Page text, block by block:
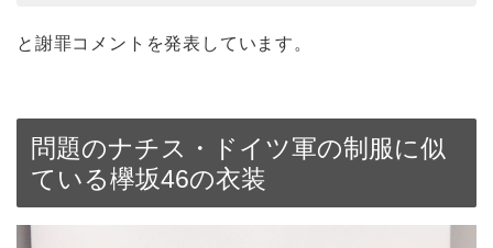
と謝罪コメントを発表しています。
問題のナチス・ドイツ軍の制服に似
ている欅坂46の衣装